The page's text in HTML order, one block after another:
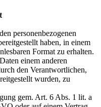
personenbezogenen
haben, in einem
Format zu erhalten.
einem anderen
den Verantwortlichen,
wurden, zu
gem. Art. 6 Abs. 1 lit. a